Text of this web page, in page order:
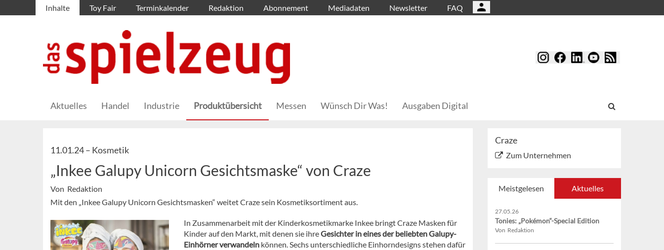
Inhalte Toy Fair Terminkalender Redaktion Abonnement Mediadaten Newsletter FAQ
Aktuelles Handel Industrie Produktübersicht Messen Wünsch Dir Was! Ausgaben Digital
11.01.24 – Kosmetik
„Inkee Galupy Unicorn Gesichtsmaske“ von Craze
Von Redaktion
Mit den „Inkee Galupy Unicorn Gesichtsmasken“ weitet Craze sein Kosmetiksortiment aus.
In Zusammenarbeit mit der Kinderkosmetikmarke Inkee bringt Craze Masken für
Kinder auf den Markt, mit denen sie ihreGesichter in eines der beliebten Galupy-
Einhörner verwandeln können. Sechs unterschiedliche Einhorndesigns stehen dafür
Craze
Zum Unternehmen
Meistgelesen Aktuelles
27.05.26
Tonies: „Pokémon“-Special Edition
Von Redaktion